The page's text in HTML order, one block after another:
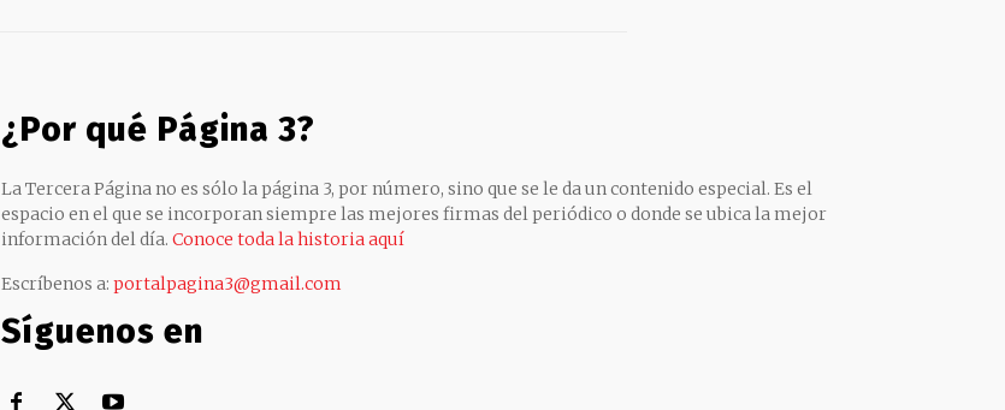
¿Por qué Página 3?
La Tercera Página no es sólo la página 3, por número, sino que se le da un contenido especial. Es el
espacio en el que se incorporan siempre las mejores firmas del periódico o donde se ubica la mejor
información del día. Conoce toda la historia aquí
Escríbenos a: portalpagina3@gmail.com
Síguenos en